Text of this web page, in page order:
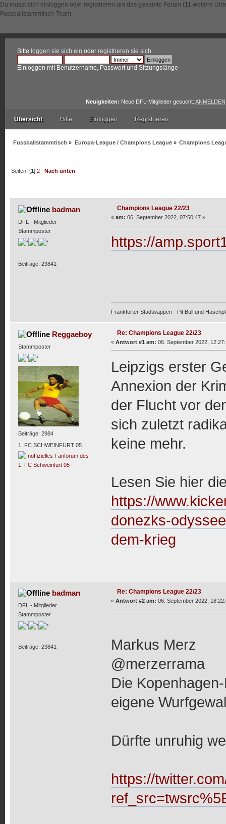
Du musst dich einloggen oder registrieren um das gesamte Forum (11 weitere
Fussballstammtisch-Team.
Bitte loggen sie sich ein oder registrieren sie sich
Einloggen mit Benutzername, Passwort und Sitzungslänge
Neuigkeiten: Neue DFL-Mitglieder gesucht: ANMELDEN
Übersicht Hilfe Einloggen Registrieren
Fussballstammtisch » Europa-League / Champions League» Champions
Seiten: [1]2 Nach unten
badman
DFL - Mitglieder
Stammposter
Beiträge: 23841
Champions League 22/23
« am: 06. September 2022, 07:50:47 »
https://
Frankfurter Stadtwappen - Pit Bull und
Reggaeboy
Stammposter
Beiträge: 2984
1. FC SCHWEINFURT 05
Re: Champions League 22/23
« Antwort #1 am: 06. September 2022,
Leipzigs erster
Annexion der
der Flucht vor
sich zuletzt
keine mehr.
Lesen Sie hier
https://
donezks-
dem-krieg
badman
DFL - Mitglieder
Stammposter
Beiträge: 23841
Re: Champions League 22/23
« Antwort #2 am: 06. September 2022,
Markus Merz
@merzerrama
Die
eigene
Dürfte unruhig
https://